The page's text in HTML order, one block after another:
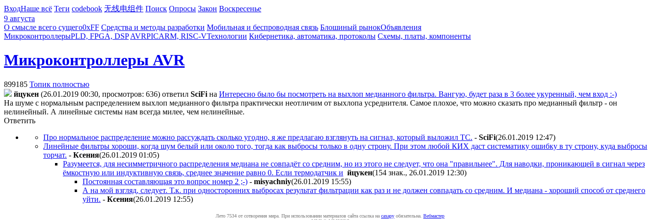
ВходНаше всё Теги codebook 无线电组件 Поиск Опросы Закон Воскресенье
9 августа
О смысле всего сущего0xFF Средства и методы разработки Мобильная и беспроводная связь Блошиный рынокОбъявления
МикроконтроллерыPLD, FPGA, DSP AVRPICARM, RISC-VТехнологии Кибернетика, автоматика, протоколы Схемы, платы, компоненты
Микроконтроллеры AVR
899185 Топик полностью
йцукен (26.01.2019 00:30, просмотров: 636) ответил SciFi на Интересно было бы посмотреть на выхлоп медианного фильтра. Вангую, будет раза в 3 более укуренный, чем вход :-)
На шуме с нормальным распределением выхлоп медианного фильтра практически неотличим от выхлопа усреднителя. Самое плохое, что можно сказать про медианный фильтр - он
нелинейный. А линейные системы нам всегда милее, чем нелинейные.
Ответить
Про нормальное распределение можно рассуждать сколько угодно, я же предлагаю взглянуть на сигнал, который выложил ТС. - SciFi(26.01.2019 12:47)
Линейные фильтры хороши, когда шум белый или около того, тогда как выбросы только в одну строну. При этом любой КИХ даст систематику ошибку в ту строну, куда выбросы
торчат. - Ксения(26.01.2019 01:05)
Разумеется, для несимметричного распределения медиана не совпадёт со средним, но из этого не следует, что она "правильнее". Для наводки, проникающей в сигнал через
ёмкостную или индуктивную связь, среднее значение равно 0. Если термодатчик и йцукен(154 знак., 26.01.2019 12:30)
Постоянная составляющая это вопрос номер 2 ;-) - misyachniy(26.01.2019 15:55)
А на мой взгляд, следует. Т.к. при односторонних выбросах результат фильтрации как раз и не должен совпадать со средним. И медиана - хороший способ от среднего
уйти. - Ксения(26.01.2019 12:55)
Лето 7534 от сотворения мира. При использовании материалов сайта ссылка на caxapу обязательна. Вебмастер